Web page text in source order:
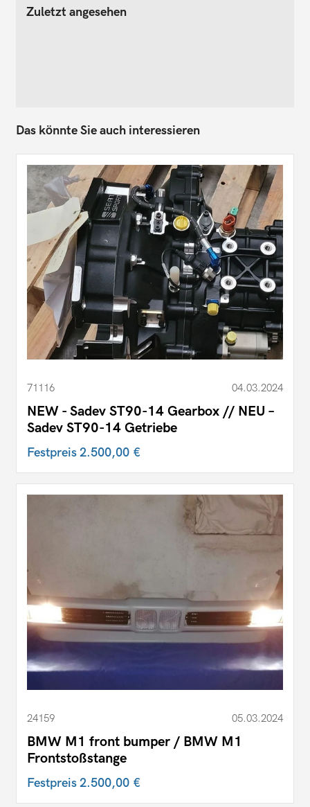
Zuletzt angesehen
Das könnte Sie auch interessieren
71116 04.03.2024
NEW - Sadev ST90-14 Gearbox // NEU –
Sadev ST90-14 Getriebe
Festpreis2.500,00 €
24159 05.03.2024
BMW M1 front bumper / BMW M1
Frontstoßstange
Festpreis2.500,00 €